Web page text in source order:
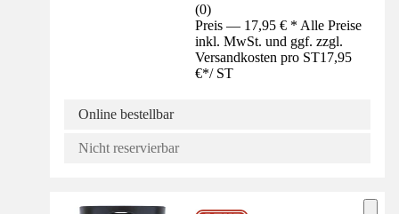
(0)
Preis — 17,95 € * Alle Preise
inkl. MwSt. und ggf. zzgl.
Versandkosten pro ST17,95
€*/ ST
Online bestellbar
Nicht reservierbar